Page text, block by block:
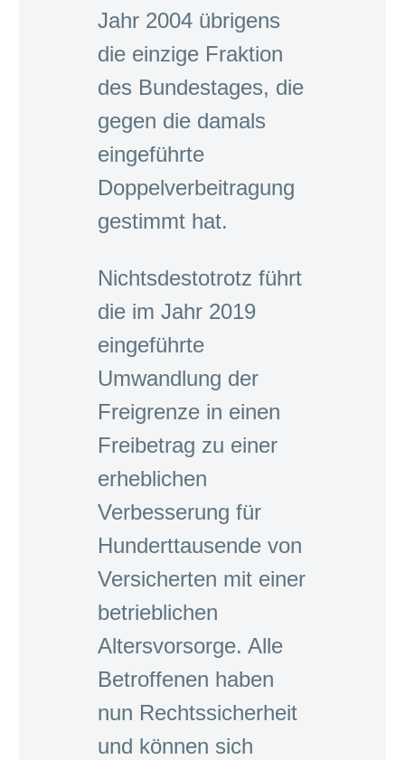
Jahr 2004 übrigens
die einzige Fraktion
des Bundestages, die
gegen die damals
eingeführte
Doppelverbeitragung
gestimmt hat.
Nichtsdestotrotz führt
die im Jahr 2019
eingeführte
Umwandlung der
Freigrenze in einen
Freibetrag zu einer
erheblichen
Verbesserung für
Hunderttausende von
Versicherten mit einer
betrieblichen
Altersvorsorge. Alle
Betroffenen haben
nun Rechtssicherheit
und können sich